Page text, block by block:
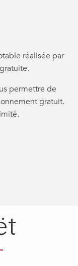
réalisée par
permettre de
gratuit.